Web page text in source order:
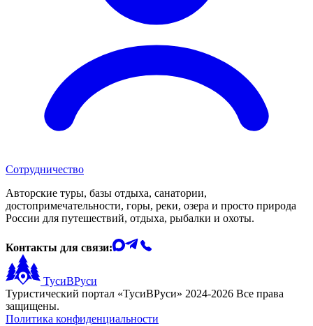
Сотрудничество
Авторские туры, базы отдыха, санатории,
достопримечательности, горы, реки, озера и просто природа
России для путешествий, отдыха, рыбалки и охоты.
Контакты для связи:
ТусиВРуси
Туристический портал «ТусиВРуси» 2024-2026 Все права
защищены.
Политика конфиденциальности